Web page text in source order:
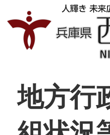
地方行